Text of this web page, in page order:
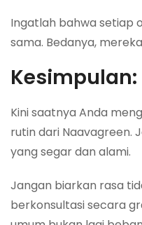
Ingatlah bahwa setiap
sama. Bedanya,
Kesimpulan:
Kini saatnya Anda
rutin dari Naavagreen.
yang segar dan alami.
Jangan biarkan rasa
berkonsultasi secara